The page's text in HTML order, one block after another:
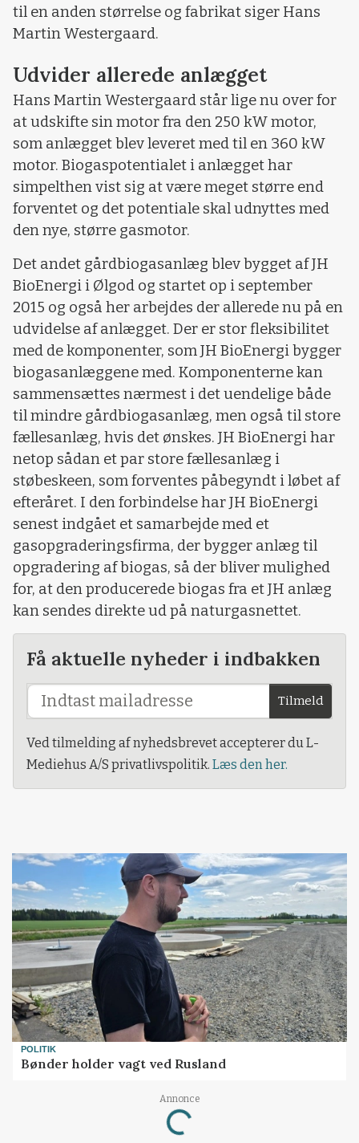
til en anden størrelse og fabrikat siger Hans
Martin Westergaard.
Udvider allerede anlægget
Hans Martin Westergaard står lige nu over for
at udskifte sin motor fra den 250 kW motor,
som anlægget blev leveret med til en 360 kW
motor. Biogaspotentialet i anlægget har
simpelthen vist sig at være meget større end
forventet og det potentiale skal udnyttes med
den nye, større gasmotor.
Det andet gårdbiogasanlæg blev bygget af JH
BioEnergi i Ølgod og startet op i september
2015 og også her arbejdes der allerede nu på en
udvidelse af anlægget. Der er stor fleksibilitet
med de komponenter, som JH BioEnergi bygger
biogasanlæggene med. Komponenterne kan
sammensættes nærmest i det uendelige både
til mindre gårdbiogasanlæg, men også til store
fællesanlæg, hvis det ønskes. JH BioEnergi har
netop sådan et par store fællesanlæg i
støbeskeen, som forventes påbegyndt i løbet af
efteråret. I den forbindelse har JH BioEnergi
senest indgået et samarbejde med et
gasopgraderingsfirma, der bygger anlæg til
opgradering af biogas, så der bliver mulighed
for, at den producerede biogas fra et JH anlæg
kan sendes direkte ud på naturgasnettet.
Få aktuelle nyheder i indbakken
Tilmeld
Ved tilmelding af nyhedsbrevet accepterer du L-
Mediehus A/S privatlivspolitik. Læs den her.
POLITIK
Bønder holder vagt ved Rusland
Annonce
Loading...